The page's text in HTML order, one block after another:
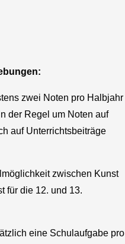
zwei Noten pro Halbjahr
der Regel um Noten auf
auf Unterrichtsbeiträge
zwischen Kunst
für die 12. und 13.
eine Schulaufgabe pro